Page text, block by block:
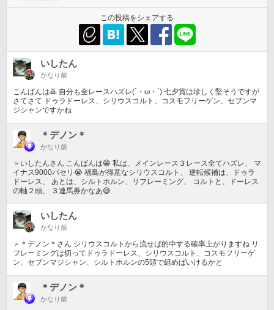
この投稿をシェアする
いしたん
かなり前
こんばんは🙇 自分も全レースハズレ(´・ω・`) 七夕賞は珍しく堅そうですが
さてさて ドゥラドーレス、シリウスコルト、コスモフリーゲン、セブンマ
ジシャンですかね
＊デノン＊
かなり前
＞いしたんさん こんばんは😁 私は、メインレース３レース全てハズレ、 マ
イナス9000パセリ😭 福島が得意なシリウスコルト、 逆転候補は、ドゥラ
ドーレス、 あとは、シルトホルン、リフレーミング、 コルトと、ドーレス
の軸２頭、 ３連馬券かなあ😅
いしたん
かなり前
＞＊デノン＊さん シリウスコルトから流せば的中する確率上がりますね リ
フレーミングは切ってドゥラドーレス、シリウスコルト、コスモフリーゲ
ン、セブンマジシャン、シルトホルンの5頭で組めばいけるかと
＊デノン＊
かなり前